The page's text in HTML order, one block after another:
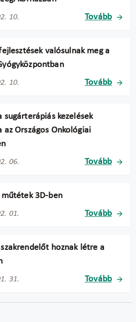
10. Tovább
valósulnak meg a
10. Tovább
sugárterápiás kezelések
az Országos Onkológiai
06. Tovább
3D-ben
01. Tovább
hoznak létre a
31. Tovább